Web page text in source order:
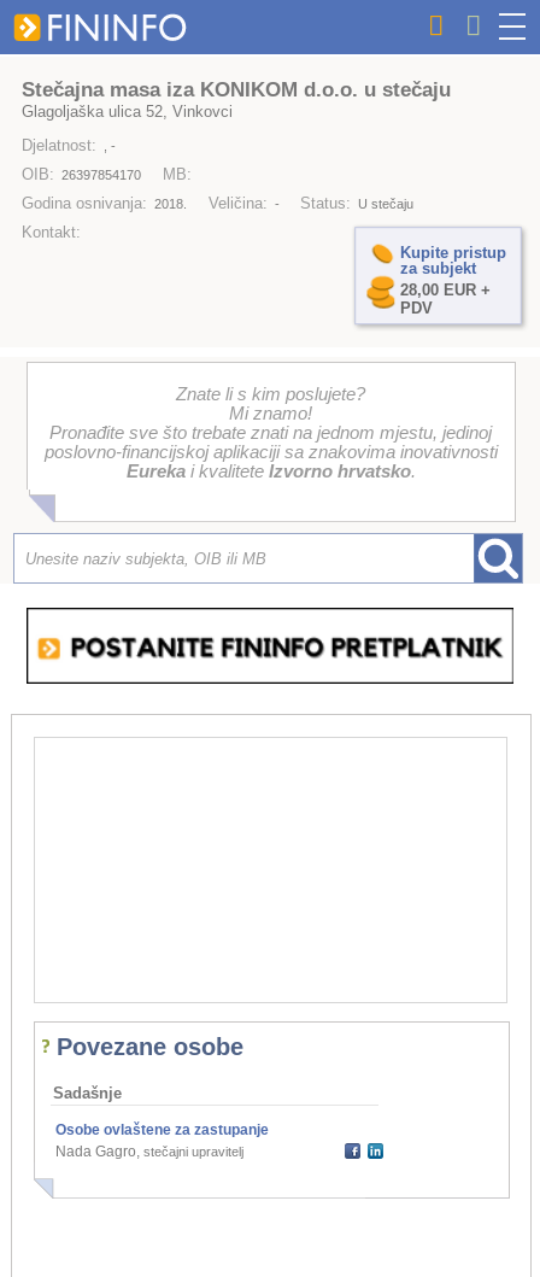
Stečajna masa iza KONIKOM d.o.o. u stečaju
Glagoljaška ulica 52, Vinkovci
Djelatnost:
, -
OIB: 26397854170
MB:
Godina osnivanja: 2018. Veličina: - Status: U stečaju
Kontakt:
Kupite pristup
za subjekt
28,00 EUR +
PDV
Znate li s kim poslujete?
Mi znamo!
Pronađite sve što trebate znati na jednom mjestu, jedinoj
poslovno-financijskoj aplikaciji sa znakovima inovativnosti
Eurekai kvalitete Izvorno hrvatsko.
Povezane osobe
Sadašnje
Osobe ovlaštene za zastupanje
Nada Gagro, stečajni upravitelj